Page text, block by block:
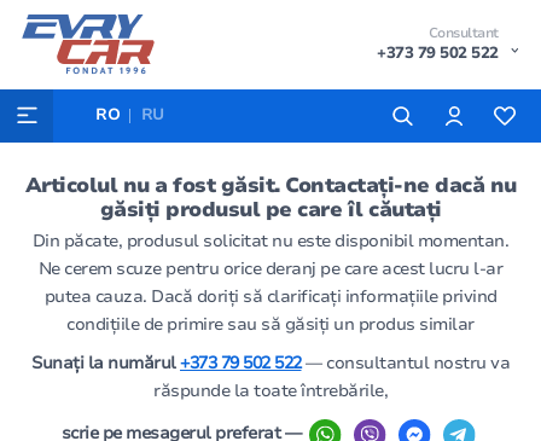
Consultant
+373 79 502 522
RO RU
Articolul nu a fost găsit. Contactați-ne dacă nu
găsiți produsul pe care îl căutați
Din păcate, produsul solicitat nu este disponibil momentan.
Ne cerem scuze pentru orice deranj pe care acest lucru l-ar
putea cauza. Dacă doriți să clarificați informațiile privind
condițiile de primire sau să găsiți un produs similar
Sunați la numărul+373 79 502 522— consultantul nostru va
răspunde la toate întrebările,
scrie pe mesagerul preferat —